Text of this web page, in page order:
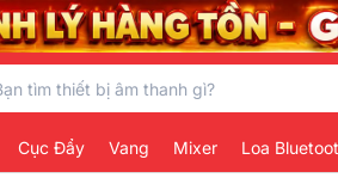
Cục Đẩy Vang Mixer Loa